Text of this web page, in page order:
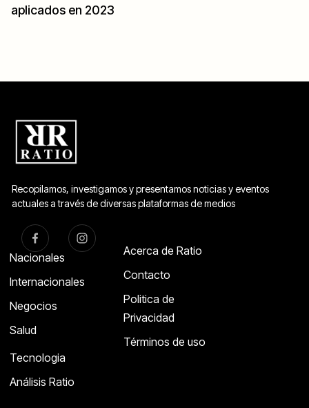
aplicados en 2023
Recopilamos, investigamos y presentamos noticias y eventos
actuales a través de diversas plataformas de medios
Nacionales
Internacionales
Negocios
Salud
Tecnologia
Análisis Ratio
Acerca de Ratio
Contacto
Politica de
Privacidad
Términos de uso